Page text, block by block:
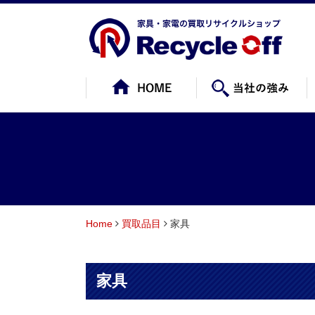
Home 買取品目 家具
家具